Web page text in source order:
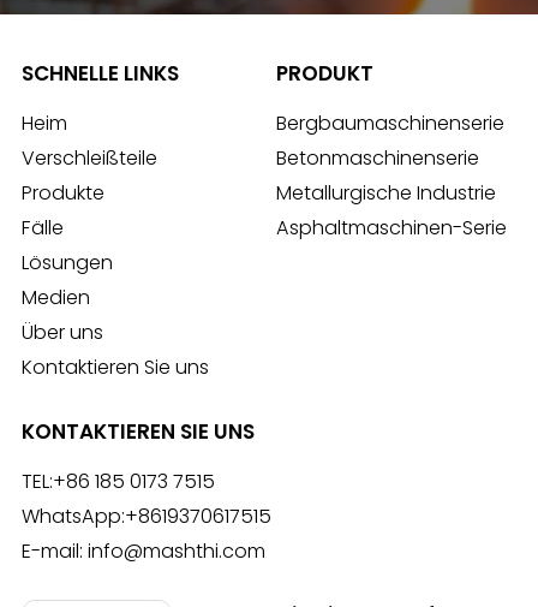
SCHNELLE LINKS
Heim
Verschleißteile
Produkte
Fälle
Lösungen
Medien
Über uns
Kontaktieren Sie uns
PRODUKT
Bergbaumaschinenserie
Betonmaschinenserie
Metallurgische Industrie
Asphaltmaschinen-Serie
KONTAKTIEREN SIE UNS
TEL:+86 185 0173 7515
WhatsApp:+8619370617515
E-mail: info@mashthi.com